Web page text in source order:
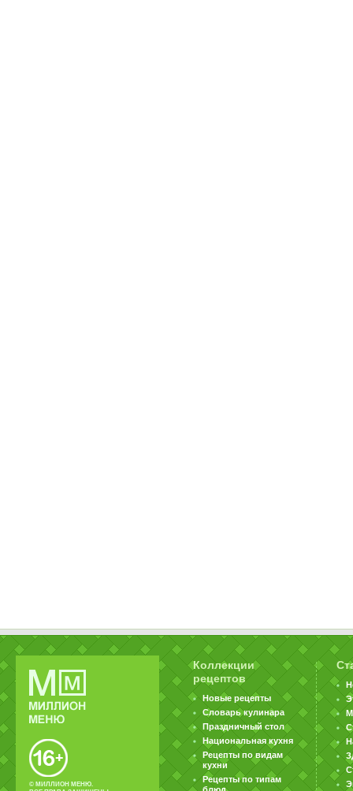
© МИЛЛИОН МЕНЮ.
Коллекции
рецептов
Новые рецепты
Словарь кулинара
Праздничный стол
Национальная кухня
Рецепты по видам
кухни
Рецепты по типам